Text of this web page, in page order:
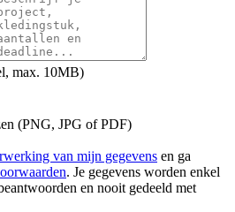
max. 10MB)
(PNG, JPG of PDF)
van mijn gegevens en ga
. Je gegevens worden enkel
en nooit gedeeld met